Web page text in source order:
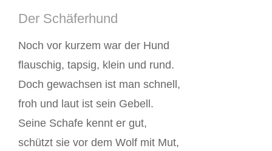
Der Schäferhund
Noch vor kurzem war der Hund
flauschig, tapsig, klein und rund.
Doch gewachsen ist man schnell,
froh und laut ist sein Gebell.
Seine Schafe kennt er gut,
schützt sie vor dem Wolf mit Mut,